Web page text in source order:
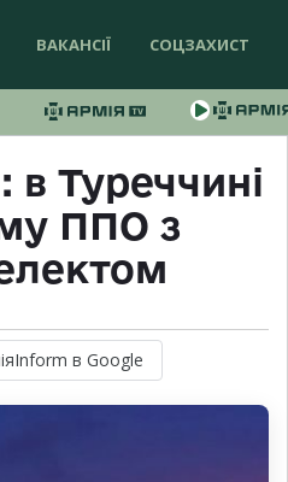
ВАКАНСІЇ СОЦЗАХИСТ
в Туреччині
ППО з
в Google